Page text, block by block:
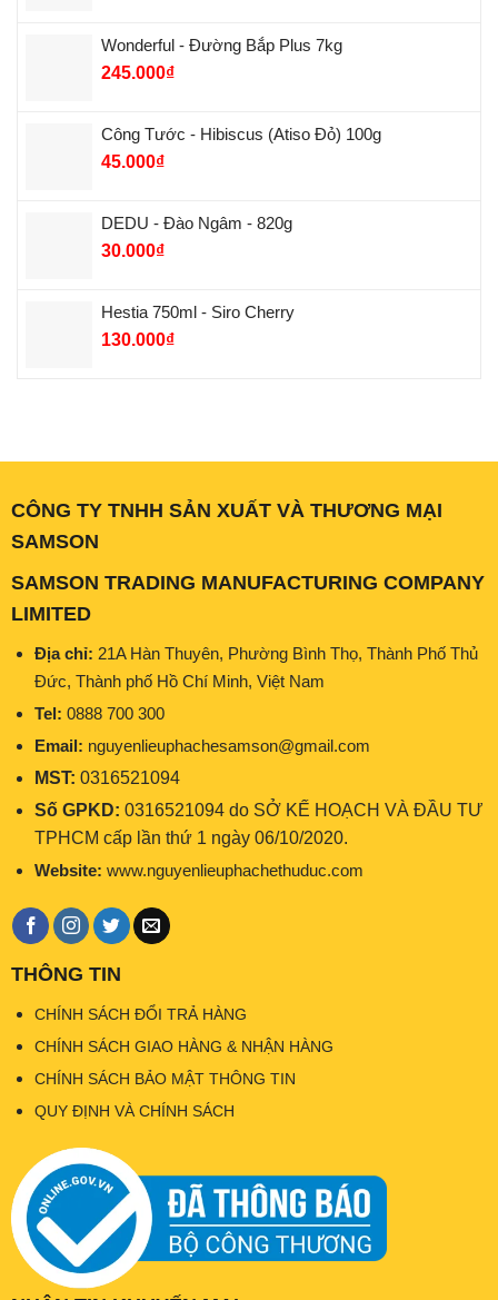
Wonderful - Đường Bắp Plus 7kg
245.000₫
Công Tước - Hibiscus (Atiso Đỏ) 100g
45.000₫
DEDU - Đào Ngâm - 820g
30.000₫
Hestia 750ml - Siro Cherry
130.000₫
CÔNG TY TNHH SẢN XUẤT VÀ THƯƠNG MẠI
SAMSON
SAMSON TRADING MANUFACTURING COMPANY
LIMITED
Địa chỉ: 21A Hàn Thuyên, Phường Bình Thọ, Thành Phố Thủ
Đức, Thành phố Hồ Chí Minh, Việt Nam
Tel: 0888 700 300
Email: nguyenlieuphachesamson@gmail.com
MST: 0316521094
Số GPKD: 0316521094 do SỞ KẾ HOẠCH VÀ ĐẦU TƯ
TPHCM cấp lần thứ 1 ngày 06/10/2020.
Website: www.nguyenlieuphachethuduc.com
THÔNG TIN
CHÍNH SÁCH ĐỔI TRẢ HÀNG
CHÍNH SÁCH GIAO HÀNG & NHẬN HÀNG
CHÍNH SÁCH BẢO MẬT THÔNG TIN
QUY ĐỊNH VÀ CHÍNH SÁCH